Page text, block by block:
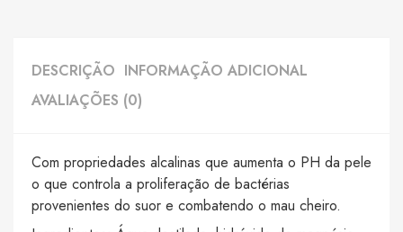
DESCRIÇÃO INFORMAÇÃO ADICIONAL
AVALIAÇÕES (0)
Com propriedades alcalinas que aumenta o PH da pele
o que controla a proliferação de bactérias
provenientes do suor e combatendo o mau cheiro.